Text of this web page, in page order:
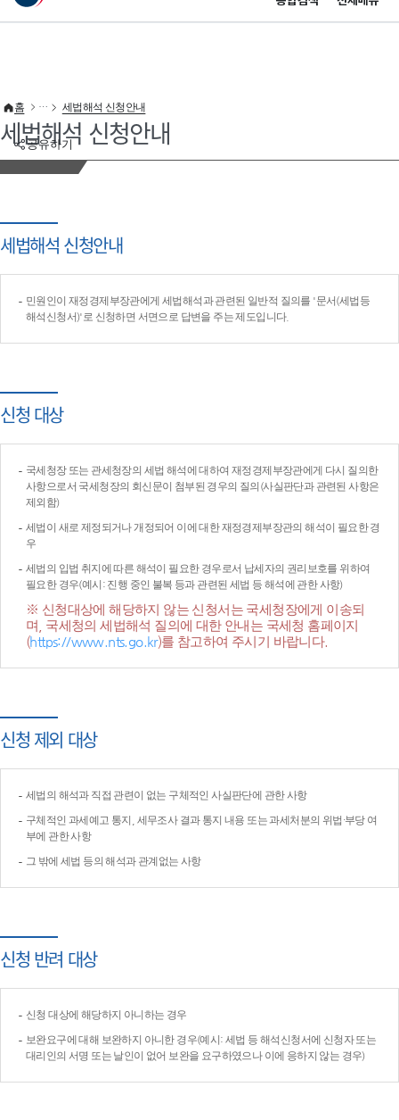
이 누리집은 대한민국 공식 전자정부 누리집입니다.
공유하기
홈 세법해석 신청안내
세법해석 신청안내
세법해석 신청안내
민원인이 재정경제부장관에게 세법해석과 관련된 일반적 질의를 '문서(세법등
해석신청서)'로 신청하면 서면으로 답변을 주는 제도입니다.
신청 대상
국세청장 또는 관세청장의 세법 해석에 대하여 재정경제부장관에게 다시 질의한
사항으로서 국세청장의 회신문이 첨부된 경우의 질의(사실판단과 관련된 사항은
제외함)
세법이 새로 제정되거나 개정되어 이에 대한 재정경제부장관의 해석이 필요한 경
우
세법의 입법 취지에 따른 해석이 필요한 경우로서 납세자의 권리보호를 위하여
필요한 경우(예시: 진행 중인 불복 등과 관련된 세법 등 해석에 관한 사항)
※ 신청대상에 해당하지 않는 신청서는 국세청장에게 이송되
며, 국세청의 세법해석 질의에 대한 안내는 국세청 홈페이지
(https://www.nts.go.kr)를 참고하여 주시기 바랍니다.
신청 제외 대상
세법의 해석과 직접 관련이 없는 구체적인 사실판단에 관한 사항
구체적인 과세예고 통지, 세무조사 결과 통지 내용 또는 과세처분의 위법·부당 여
부에 관한 사항
그 밖에 세법 등의 해석과 관계없는 사항
신청 반려 대상
신청 대상에 해당하지 아니하는 경우
보완요구에 대해 보완하지 아니한 경우(예시: 세법 등 해석신청서에 신청자 또는
대리인의 서명 또는 날인이 없어 보완을 요구하였으나 이에 응하지 않는 경우)